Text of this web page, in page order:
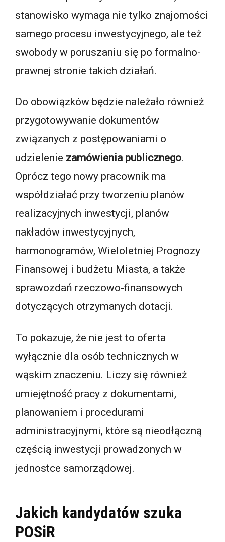
stanowisko wymaga nie tylko znajomości
samego procesu inwestycyjnego, ale też
swobody w poruszaniu się po formalno-
prawnej stronie takich działań.
Do obowiązków będzie należało również
przygotowywanie dokumentów
związanych z postępowaniami o
udzielenie zamówienia publicznego.
Oprócz tego nowy pracownik ma
współdziałać przy tworzeniu planów
realizacyjnych inwestycji, planów
nakładów inwestycyjnych,
harmonogramów, Wieloletniej Prognozy
Finansowej i budżetu Miasta, a także
sprawozdań rzeczowo-finansowych
dotyczących otrzymanych dotacji.
To pokazuje, że nie jest to oferta
wyłącznie dla osób technicznych w
wąskim znaczeniu. Liczy się również
umiejętność pracy z dokumentami,
planowaniem i procedurami
administracyjnymi, które są nieodłączną
częścią inwestycji prowadzonych w
jednostce samorządowej.
Jakich kandydatów szuka
POSiR